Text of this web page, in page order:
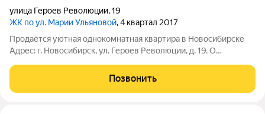
улица Героев Революции,19
ЖК по ул. Марии Ульяновой, 4 квартал 2017
Продаётся уютная однокомнатная квартира в Новосибирске
Адрес: г. Новосибирск, ул. Героев Революции, д. 19. О
этаже (13 из 16) нового дома. Благодаря этому здесь нет шума
с улицы и комаров. Вид: Из
Позвонить